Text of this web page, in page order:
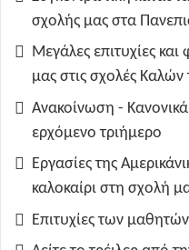
σχολής μας στα
Μεγάλες επιτυχίες
μας στις σχολές Καλών
Ανακοίνωση -
ερχόμενο τριήμερο
Εργασίες της
καλοκαίρι στη σχολή
Επιτυχίες των